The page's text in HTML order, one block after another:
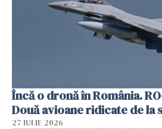
Încă o dronă în România.
Două avioane ridicate de la
27 IULIE 2026